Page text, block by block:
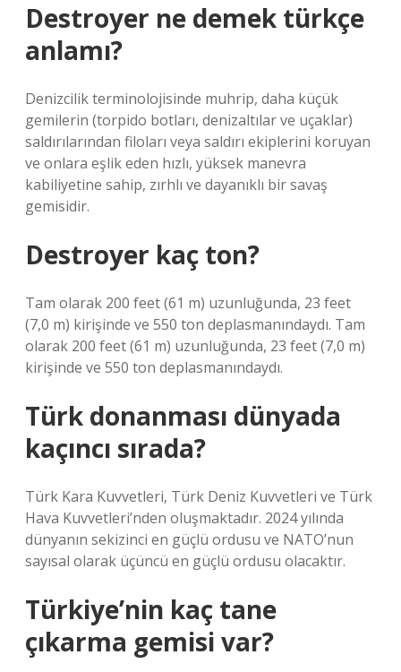
Destroyer ne demek türkçe
anlamı?
Denizcilik terminolojisinde muhrip, daha küçük
gemilerin (torpido botları, denizaltılar ve uçaklar)
saldırılarından filoları veya saldırı ekiplerini koruyan
ve onlara eşlik eden hızlı, yüksek manevra
kabiliyetine sahip, zırhlı ve dayanıklı bir savaş
gemisidir.
Destroyer kaç ton?
Tam olarak 200 feet (61 m) uzunluğunda, 23 feet
(7,0 m) kirişinde ve 550 ton deplasmanındaydı. Tam
olarak 200 feet (61 m) uzunluğunda, 23 feet (7,0 m)
kirişinde ve 550 ton deplasmanındaydı.
Türk donanması dünyada
kaçıncı sırada?
Türk Kara Kuvvetleri, Türk Deniz Kuvvetleri ve Türk
Hava Kuvvetleri’nden oluşmaktadır. 2024 yılında
dünyanın sekizinci en güçlü ordusu ve NATO’nun
sayısal olarak üçüncü en güçlü ordusu olacaktır.
Türkiye’nin kaç tane
çıkarma gemisi var?